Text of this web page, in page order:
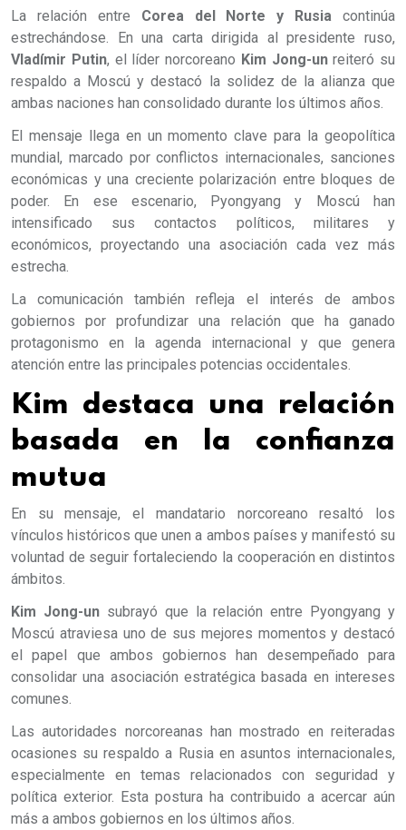
La relación entre Corea del Norte y Rusia continúa
estrechándose. En una carta dirigida al presidente ruso,
Vladímir Putin, el líder norcoreano Kim Jong-unreiteró su
respaldo a Moscú y destacó la solidez de la alianza que
ambas naciones han consolidado durante los últimos años.
El mensaje llega en un momento clave para la geopolítica
mundial, marcado por conflictos internacionales, sanciones
económicas y una creciente polarización entre bloques de
poder. En ese escenario, Pyongyang y Moscú han
intensificado sus contactos políticos, militares y
económicos, proyectando una asociación cada vez más
estrecha.
La comunicación también refleja el interés de ambos
gobiernos por profundizar una relación que ha ganado
protagonismo en la agenda internacional y que genera
atención entre las principales potencias occidentales.
Kim destaca una relación
basada en la confianza
mutua
En su mensaje, el mandatario norcoreano resaltó los
vínculos históricos que unen a ambos países y manifestó su
voluntad de seguir fortaleciendo la cooperación en distintos
ámbitos.
Kim Jong-unsubrayó que la relación entre Pyongyang y
Moscú atraviesa uno de sus mejores momentos y destacó
el papel que ambos gobiernos han desempeñado para
consolidar una asociación estratégica basada en intereses
comunes.
Las autoridades norcoreanas han mostrado en reiteradas
ocasiones su respaldo a Rusia en asuntos internacionales,
especialmente en temas relacionados con seguridad y
política exterior. Esta postura ha contribuido a acercar aún
más a ambos gobiernos en los últimos años.